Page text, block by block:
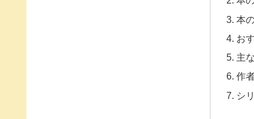
本
お
主
作
シ